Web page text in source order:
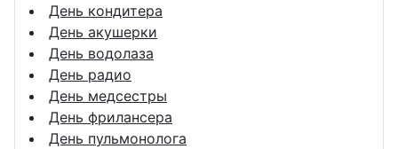
День кондитера
День акушерки
День водолаза
День радио
День медсестры
День фрилансера
День пульмонолога